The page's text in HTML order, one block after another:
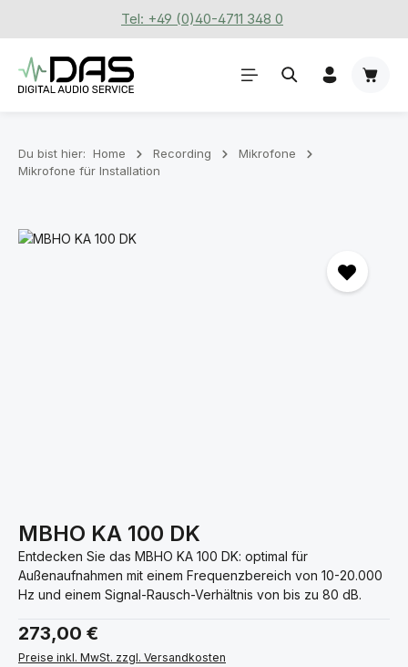
Zum Hauptinhalt springenTel: +49 (0)40-4711 348 0
Du bist hier: Home Recording
Mikrofone
Mikrofone für Installation
Bildergalerie überspringen
MBHO KA 100 DK
Entdecken Sie das MBHO KA 100 DK: optimal für
Außenaufnahmen mit einem Frequenzbereich von 10-20.000
Hz und einem Signal-Rausch-Verhältnis von bis zu 80 dB.
Regulärer Preis:
273,00 €
Preise inkl. MwSt. zzgl. Versandkosten